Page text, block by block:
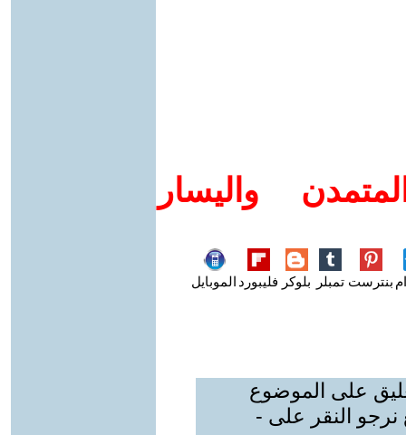
واليسار
بنترست تمبلر بلوكر فليبورد الموبايل
على الموضوع
نرجو النقر على -